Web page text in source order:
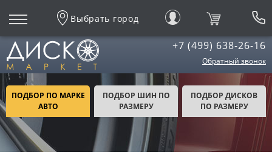
Выбрать город
+7 (499) 638-26-16
Обратный звонок
ПОДБОР ПО МАРКЕ
АВТО
ПОДБОР ШИН ПО
РАЗМЕРУ
ПОДБОР ДИСКОВ
ПО РАЗМЕРУ